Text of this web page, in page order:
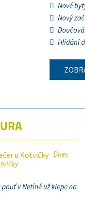
Nové
Nový
Hlídání
Dnes
v Netíně už klepe na